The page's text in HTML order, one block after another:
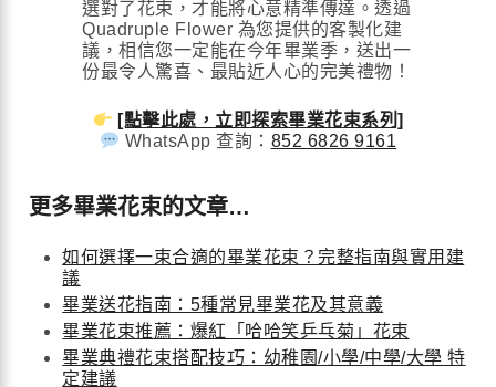
選對了花束，才能將心意精準傳達。透過
Quadruple Flower 為您提供的客製化建
議，相信您一定能在今年畢業季，送出一
份最令人驚喜、最貼近人心的完美禮物！
[點擊此處，立即探索畢業花束系列]
WhatsApp 查詢： 852 6826 9161
更多畢業花束的文章…
如何選擇一束合適的畢業花束？完整指南與實用建
議
畢業送花指南：5種常見畢業花及其意義
畢業花束推薦：爆紅「哈哈笑乒乓菊」花束
畢業典禮花束搭配技巧：幼稚園/小學/中學/大學 特
定建議